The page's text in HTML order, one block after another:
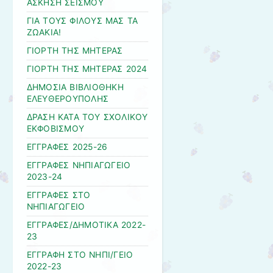
ΑΣΚΗΣΗ ΣΕΙΣΜΟΥ
ΓΙΑ ΤΟΥΣ ΦΙΛΟΥΣ ΜΑΣ ΤΑ
ΖΩΑΚΙΑ!
ΓΙΟΡΤΗ ΤΗΣ ΜΗΤΕΡΑΣ
ΓΙΟΡΤΗ ΤΗΣ ΜΗΤΕΡΑΣ 2024
ΔΗΜΟΣΙΑ ΒΙΒΛΙΟΘΗΚΗ
ΕΛΕΥΘΕΡΟΥΠΟΛΗΣ
ΔΡΑΣΗ ΚΑΤΑ ΤΟΥ ΣΧΟΛΙΚΟΥ
ΕΚΦΟΒΙΣΜΟΥ
ΕΓΓΡΑΦΕΣ 2025-26
ΕΓΓΡΑΦΕΣ ΝΗΠΙΑΓΩΓΕΙΟ
2023-24
ΕΓΓΡΑΦΕΣ ΣΤΟ
ΝΗΠΙΑΓΩΓΕΙΟ
ΕΓΓΡΑΦΕΣ/ΔΗΜΟΤΙΚΑ 2022-
23
ΕΓΓΡΑΦΗ ΣΤΟ ΝΗΠΙ/ΓΕΙΟ
2022-23